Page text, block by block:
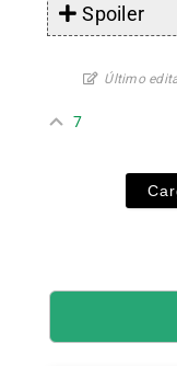
Spoiler
Último
7